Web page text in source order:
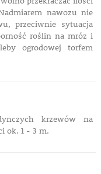
nawozu nie
przeciwnie sytuacja
roślin na mróz i
ogrodowej torfem
krzewów na
ok. 1 - 3 m.